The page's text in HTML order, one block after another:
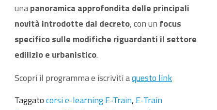
unapanoramica approfondita delle principali
novità introdotte dal decreto, con un focus
specifico sulle modifiche riguardanti il settore
edilizio e urbanistico.
Scopri il programma e iscriviti aquesto link
Taggatocorsi e-learning E-Train, E-Train